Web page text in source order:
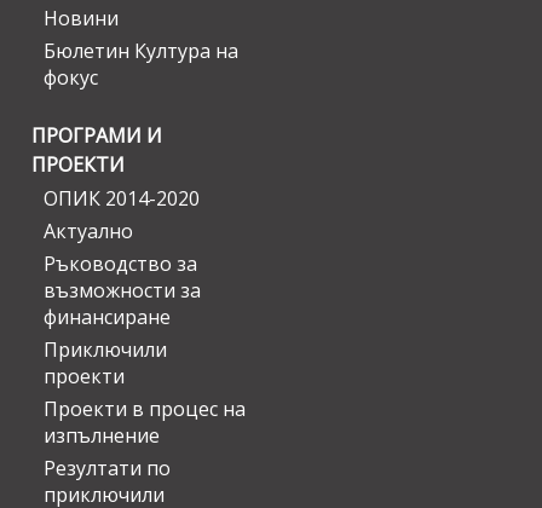
Новини
Бюлетин Култура на
фокус
ПРОГРАМИ И
ПРОЕКТИ
ОПИК 2014-2020
Актуално
Ръководство за
възможности за
финансиране
Приключили
проекти
Проекти в процес на
изпълнение
Резултати по
приключили